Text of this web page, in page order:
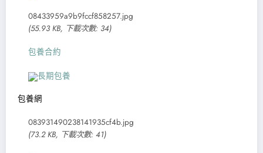
08433959a9b9fccf858257.jpg
(55.93 KB, 下載次數: 34)
包養合約
長期包養
包養網
083931490238141935cf4b.jpg
(73.2 KB, 下載次數: 41)